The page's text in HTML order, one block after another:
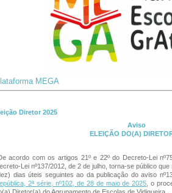
MEGA
Diretor 2025
Aviso
ELEIÇÃO DO(A)
acordo com os artigos 21º e 22º do Decreto-Lei
Lei nº137/2012, de 2 de julho, torna-se público
dias úteis seguintes ao da publicação do aviso
2ª série, nº102, de 28 de maio de 2025 , o